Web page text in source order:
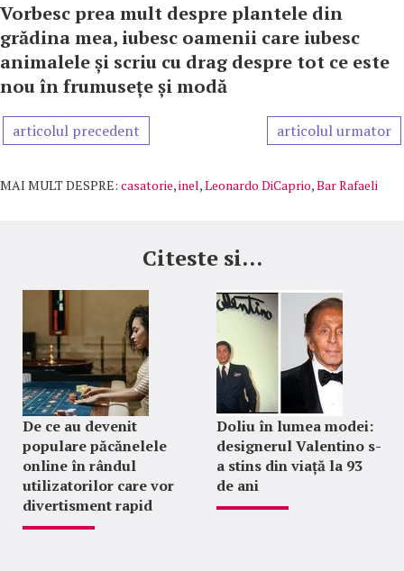
Vorbesc prea mult despre plantele din
grădina mea, iubesc oamenii care iubesc
animalele și scriu cu drag despre tot ce este
nou în frumusețe și modă
articolul precedent articolul urmator
MAI MULT DESPRE: casatorie,inel,Leonardo DiCaprio,Bar Rafaeli
Citeste si...
De ce au devenit
populare păcănelele
online în rândul
utilizatorilor care vor
divertisment rapid
Doliu în lumea modei:
designerul Valentino s-
a stins din viață la 93
de ani